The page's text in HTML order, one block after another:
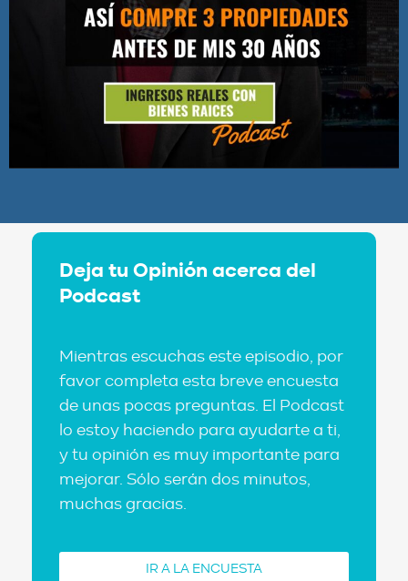
Deja tu Opinión acerca del
Podcast
Mientras escuchas este episodio, por
favor completa esta breve encuesta
de unas pocas preguntas. El Podcast
lo estoy haciendo para ayudarte a ti,
y tu opinión es muy importante para
mejorar. Sólo serán dos minutos,
muchas gracias.
IR A LA ENCUESTA